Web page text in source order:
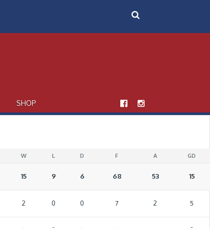
SHOP
W L D F A GD
15 9 6 68 53 15
2 0 0 7 2 5